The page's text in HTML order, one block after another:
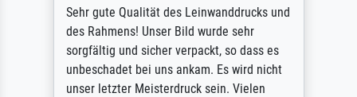
Sehr gute Qualität des Leinwanddrucks und
des Rahmens! Unser Bild wurde sehr
sorgfältig und sicher verpackt, so dass es
unbeschadet bei uns ankam. Es wird nicht
unser letzter Meisterdruck sein. Vielen